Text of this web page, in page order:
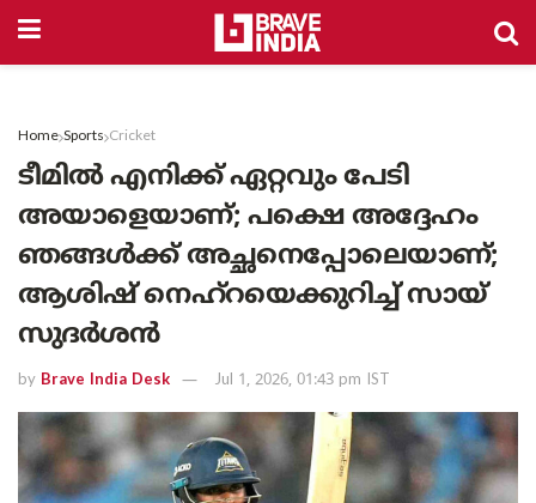
Home Sports Cricket
ടീമിൽ എനിക്ക് ഏറ്റവും പേടി
അയാളെയാണ്; പക്ഷെ അദ്ദേഹം
ഞങ്ങൾക്ക് അച്ഛനെപ്പോലെയാണ്;
ആശിഷ് നെഹ്‌റയെക്കുറിച്ച് സായ്
സുദർശൻ
by Brave India Desk Jul 1, 2026, 01:43 pm IST